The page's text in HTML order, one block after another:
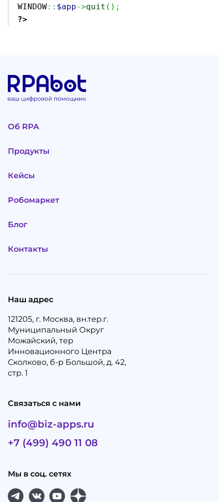
WINDOW:: $app->quit ( ) ;
?>
Об RPA
Продукты
Кейсы
Робомаркет
Блог
Контакты
Наш адрес
121205, г. Москва, вн.тер.г.
Муниципальный Округ
Можайский, тер
Инновационного Центра
Сколково, б-р Большой, д. 42,
стр. 1
Связаться с нами
info@biz-apps.ru
+7 (499) 490 11 08
Мы в соц. сетях